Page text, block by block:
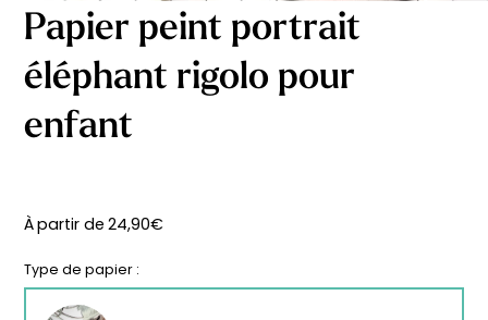
Papier peint portrait
éléphant rigolo pour
enfant
À partir de24,90€
Type de papier :